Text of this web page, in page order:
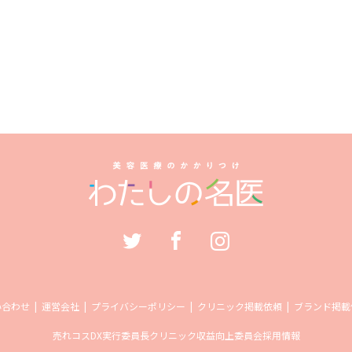
わせ 運営会社 プライバシーポリシー クリニック掲載依頼 ブランド掲
売れコスDX実行委員長クリニック収益向上委員会採用情報